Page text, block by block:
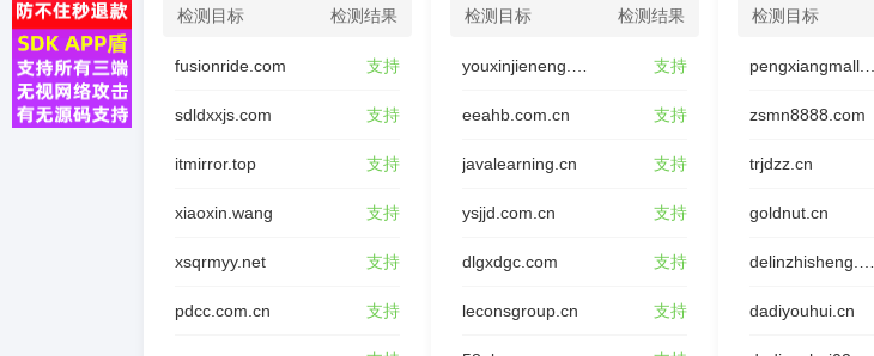
检测目标 检测结果
fusionride.com 支持
sdldxxjs.com 支持
itmirror.top 支持
xiaoxin.wang 支持
xsqrmyy.net 支持
pdcc.com.cn 支持
检测目标 检测结果
支持
eeahb.com.cn 支持
javalearning.cn 支持
ysjjd.com.cn 支持
dlgxdgc.com 支持
leconsgroup.cn 支持
检测目标
zsmn8888.com
trjdzz.cn
goldnut.cn
dadiyouhui.cn